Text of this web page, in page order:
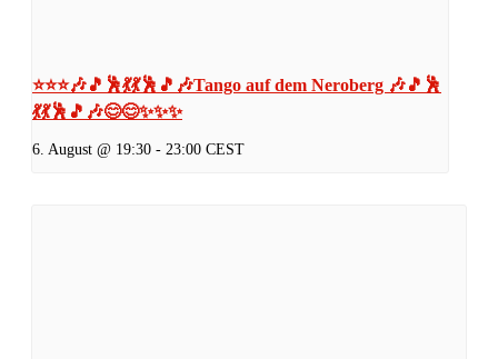
⭐⭐⭐🎶🎵🕺💃💃🕺🎵🎶Tango auf dem Neroberg 🎶🎵🕺
💃💃🕺🎵🎶😊😊✨✨✨
6. August @ 19:30 - 23:00 CEST